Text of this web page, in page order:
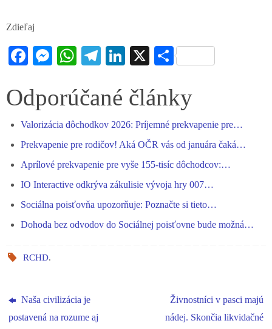
Zdieľaj
Fa
bo
ok
M
se
er
W
ts
pp
Te
gr
m
Li
ed
X S
re
Odporúčané články
Valorizácia dôchodkov 2026: Príjemné prekvapenie pre…
Prekvapenie pre rodičov! Aká OČR vás od januára čaká…
Aprílové prekvapenie pre vyše 155-tisíc dôchodcov:…
IO Interactive odkrýva zákulisie vývoja hry 007…
Sociálna poisťovňa upozorňuje: Poznačte si tieto…
Dohoda bez odvodov do Sociálnej poisťovne bude možná…
RCHD.
Naša civilizácia je
postavená na rozume aj
Živnostníci v pasci majú
nádej. Skončia likvidačné